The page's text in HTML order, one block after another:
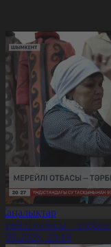
отбасы –
20:19